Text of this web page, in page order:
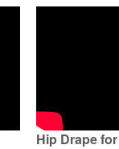
Hip Drape